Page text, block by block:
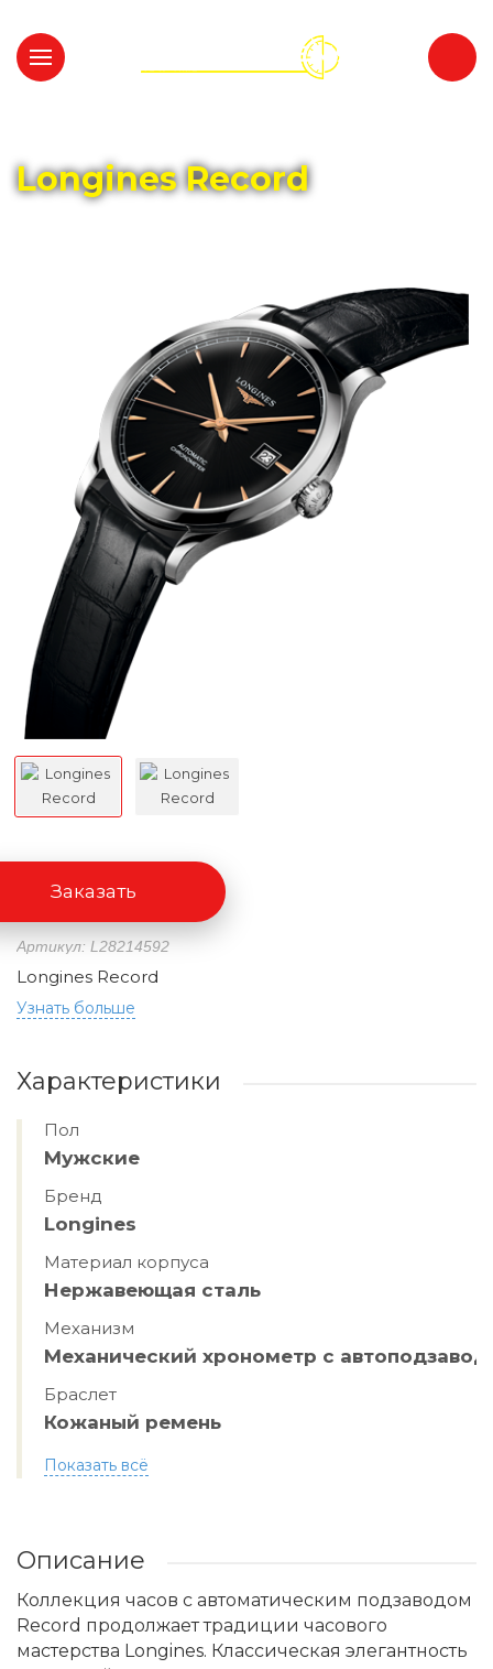
Longines Record
Артикул: L28214592
Longines Record
Узнать больше
Заказать
Характеристики
Пол
Мужские
Бренд
Longines
Материал корпуса
Нержавеющая сталь
Механизм
Механический хронометр с
Браслет
Кожаный ремень
Показать всё
Описание
Коллекция часов с автоматическим подзаводом
Record продолжает традиции часового
мастерства Longines. Классическая элегантность